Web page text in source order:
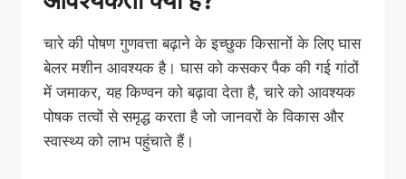
चारे की पोषण गुणवत्ता बढ़ाने के इच्छुक किसानों के लिए घास
बेलर मशीन आवश्यक है। घास को कसकर पैक की गई गांठों
में जमाकर, यह किण्वन को बढ़ावा देता है, चारे को आवश्यक
पोषक तत्वों से समृद्ध करता है जो जानवरों के विकास और
स्वास्थ्य को लाभ पहुंचाते हैं।